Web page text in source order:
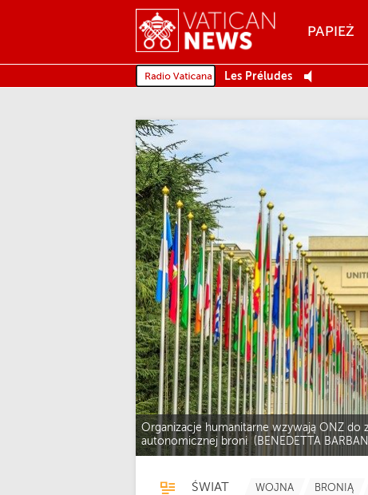
MENU
PAPIEŻ
Les Préludes
Organizacje humanitarne wzywają ONZ do
autonomicznej broni (BENEDETTA
ŚWIAT WOJNA BRONIĄ